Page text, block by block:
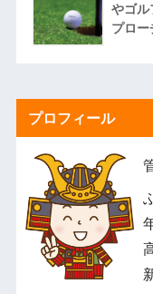
やゴル
プロー
プロフィール